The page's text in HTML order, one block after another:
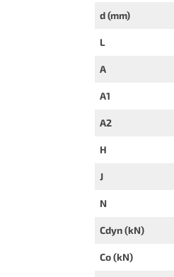
d (mm)
L
A
A1
A2
H
J
N
Cdyn (kN)
Co (kN)